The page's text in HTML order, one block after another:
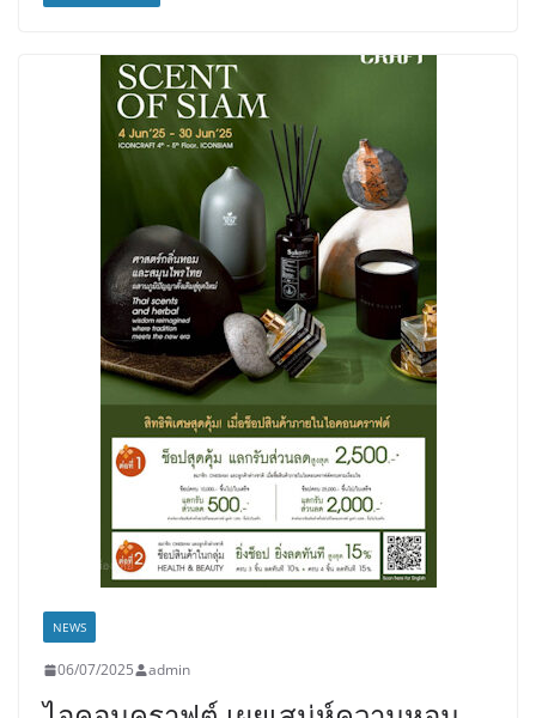
NEWS
06/07/2025 admin